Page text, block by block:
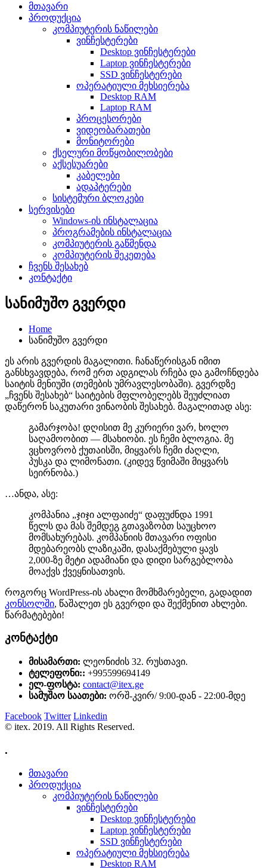
მთავარი
პროდუქცია
კომპიუტერის ნაწილები
ვინჩესტერები
Desktop ვინჩესტერები
Laptop ვინჩესტერები
SSD ვინჩესტერები
ოპერატიული მეხსიერება
Desktop RAM
Laptop RAM
პროცესორები
ვიდეობარათები
მონიტორები
ქსელური მოწყობილობები
აქსესუარები
კაბელები
ადაპტერები
სისტემური ბლოკები
სერვისები
Windows-ის ინსტალაცია
პროგრამების ინსტალაცია
კომპიუტერის გაწმენდა
კომპიუტერის შეკეთება
ჩვენს შესახებ
კონტაქტი
სანიმუშო გვერდი
Home
სანიმუშო გვერდი
ეს არის გვერდის მაგალითი. ჩანაწერისგან იმით
განსხვავდება, რომ ერთ ადგილას რჩება და გამოჩნდება
საიტის მენიუში (თემების უმრავლესობაში). გვერდზე
„ჩვენს შესახებ“ საიტების მფლობელებს შეუძლიათ
დაწერონ საკუთარი ვინაობის შესახებ. მაგალითად ასე:
გამარჯობა! დღისით მე კურიერი ვარ, ხოლო
საღამოობით — მსახიობი. ეს ჩემი ბლოგია. მე
ვცხოვრობ ქუთაისში, მიყვარს ჩემი ძაღლი,
პუსკა და ლიმონათი. (კიდევ წვიმაში მიყვარს
სეირნობა.)
…ანდა, ასე:
კომპანია „ჯიჯი ალფაიძე“ დაფუძნდა 1991
წელს და მას შემდეგ გთავაზობთ საუცხოო
მომსახურებას. კომპანიის მთავარი ოფისი
მდებარეობს ლაზიკაში, დასაქმებული ყავს
2,000-ზე მეტი ადამიანი და დიდი სარგებლობა
მოაქვს ქვეყნისათვის.
როგორც WordPress-ის ახალი მომხმარებელი, გადადით
კონსოლში, წაშალეთ ეს გვერდი და შექმენით ახლები.
წარმატებები!
კონტაქტი
მისამართი: ლეონიძის 32. რუსთავი.
ტელეფონი:: +995599694149
ელ-ფოსტა: contact@itex.ge
სამუშაო საათები: ორშ-კვირ/ 9:00-დან - 22:00-მდე
Facebook Twitter Linkedin
© itex. 2019. All Rights Reserved.
.
მთავარი
პროდუქცია
კომპიუტერის ნაწილები
ვინჩესტერები
Desktop ვინჩესტერები
Laptop ვინჩესტერები
SSD ვინჩესტერები
ოპერატიული მეხსიერება
Desktop RAM